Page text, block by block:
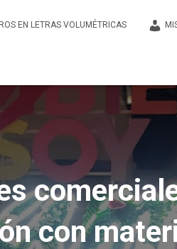
EN LETRAS VOLUMÉTRICAS
con